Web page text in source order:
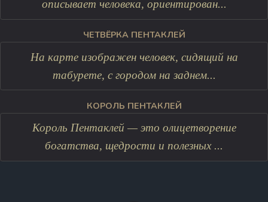
описывает человека, ориентирован...
ЧЕТВЁРКА ПЕНТАКЛЕЙ
На карте изображен человек, сидящий на
табурете, с городом на заднем...
КОРОЛЬ ПЕНТАКЛЕЙ
Король Пентаклей — это олицетворение
богатства, щедрости и полезных ...